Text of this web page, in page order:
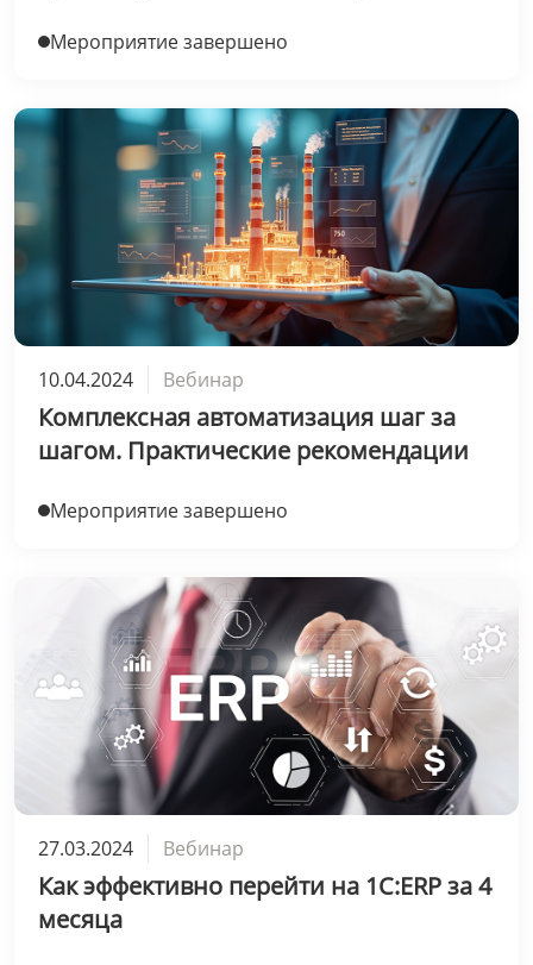
Мероприятие завершено
10.04.2024 Вебинар
Комплексная автоматизация шаг за
шагом. Практические рекомендации
Мероприятие завершено
27.03.2024 Вебинар
Как эффективно перейти на 1С:ERP за 4
месяца